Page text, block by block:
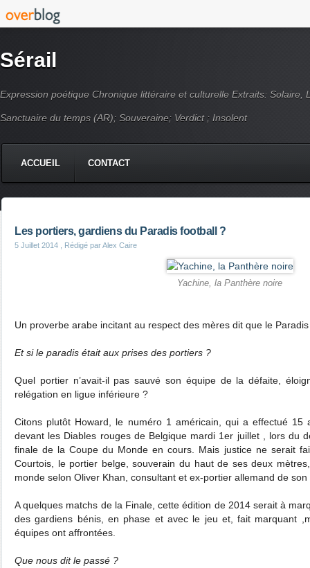
Sérail
Expression poétique Chronique littéraire et culturelle Extraits: Solaire,
Sanctuaire du temps (AR); Souveraine; Verdict ; Insolent
ACCUEIL CONTACT
Les portiers, gardiens du Paradis football ?
5 Juillet 2014 , Rédigé par Alex Caire
Yachine, la Panthère noire
Un proverbe arabe incitant au respect des mères dit que le
Et si le paradis était aux prises des portiers ?
Quel portier n’avait-il pas sauvé son équipe de la défaite,
relégation en ligue inférieure ?
Citons plutôt Howard, le numéro 1 américain, qui a effectué 15
devant les Diables rouges de Belgique mardi 1er juillet , lors du
finale de la Coupe du Monde en cours. Mais justice ne serait
Courtois, le portier belge, souverain du haut de ses deux
monde selon Oliver Khan, consultant et ex-portier allemand de son
A quelques matchs de la Finale, cette édition de 2014 serait à
des gardiens bénis, en phase et avec le jeu et, fait marquant
équipes ont affrontées.
Que nous dit le passé ?